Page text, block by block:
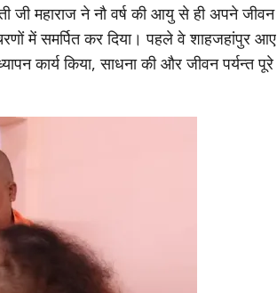
जी महाराज ने नौ वर्ष की आयु से ही अपने जीवन
में समर्पित कर दिया। पहले वे शाहजहांपुर आए
कार्य किया, साधना की और जीवन पर्यन्त पूरे